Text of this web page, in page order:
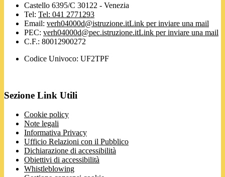
Castello 6395/C 30122 - Venezia
Tel: Tel: 041 2771293
Email: verh04000d@istruzione.itLink per inviare una mail
PEC: verh04000d@pec.istruzione.itLink per inviare una mail
C.F.: 80012900272
Codice Univoco: UF2TPF
Sezione Link Utili
Cookie policy
Note legali
Informativa Privacy
Ufficio Relazioni con il Pubblico
Dichiarazione di accessibilità
Obiettivi di accessibilità
Whistleblowing